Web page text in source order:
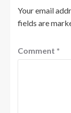
Your email
fields are
Comment *